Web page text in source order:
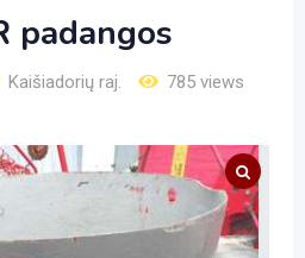
padangos
Kaišiadorių raj. 785 views